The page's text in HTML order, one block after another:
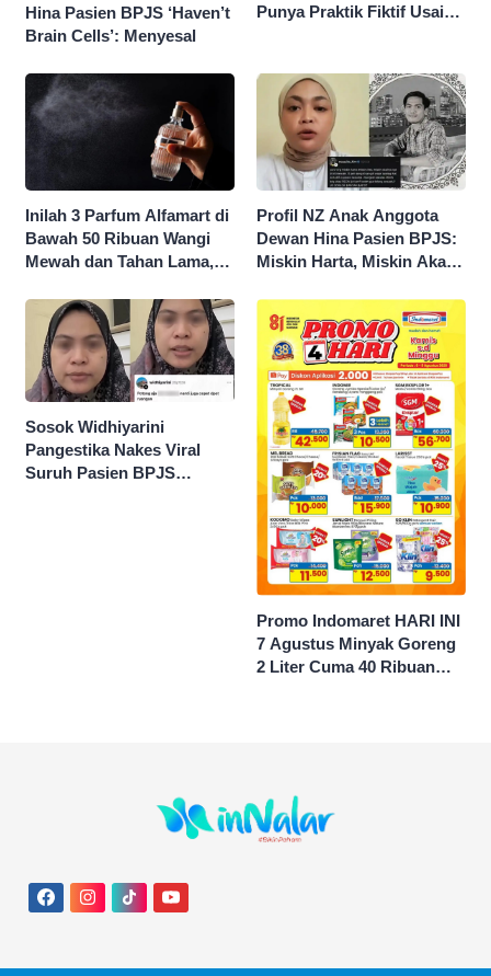
Hina Pasien BPJS ‘Haven’t
Brain Cells’: Menyesal
Punya Praktik Fiktif Usai
Inilah 3 Parfum Alfamart di
Bawah 50 Ribuan Wangi
Mewah dan Tahan Lama,
1 Jutaan!
Profil NZ Anak Anggota
Dewan Hina Pasien BPJS:
Miskin Harta, Miskin Akal
Sosok Widhiyarini
Pangestika Nakes Viral
Suruh Pasien BPJS
Promo Indomaret HARI INI
7 Agustus Minyak Goreng
2 Liter Cuma 40 Ribuan